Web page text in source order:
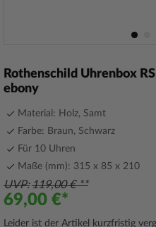
der
Bildergalerie
springen
Rothenschild Uhrenbox
ebony
Material: Holz, Samt
Farbe: Braun, Schwarz
Für 10 Uhren
Maße (mm): 315 x 85 x 210
UVP 119,00 €
69,00 €
Leider ist der Artikel kurzfristig